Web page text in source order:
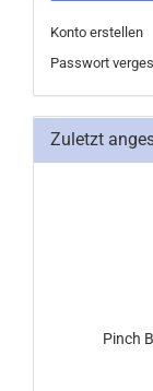
Konto erstellen
Passwort
Zuletzt
Pinch